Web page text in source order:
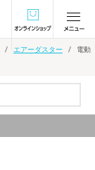
オンラインショ
エアーダスター
電動